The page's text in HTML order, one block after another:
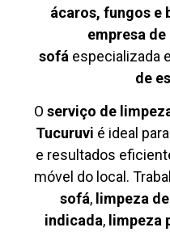
ácaros, fungos e
empresa
sofá especializada
de
O serviço de
Tucuruvi é ideal
e resultados
móvel do local.
sofá, limpeza
indicada, limpeza